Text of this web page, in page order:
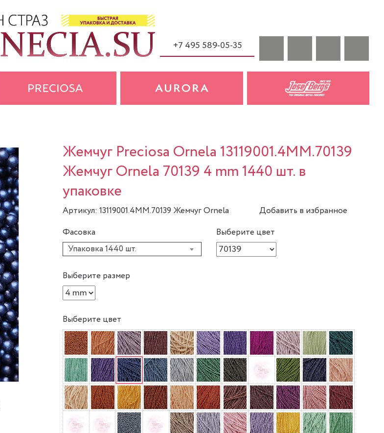
+7 495 589-05-35
Жемчуг Preciosa Ornela 13119001.4MM.70139
Жемчуг Ornela 70139 4 mm 1440 шт. в
упаковке
Артикул: 13119001.4MM.70139 Жемчуг Ornela
Добавить в избранное
Фасовка
Упаковка 1440 шт.
Выберите цвет
Выберите размер
Выберите цвет